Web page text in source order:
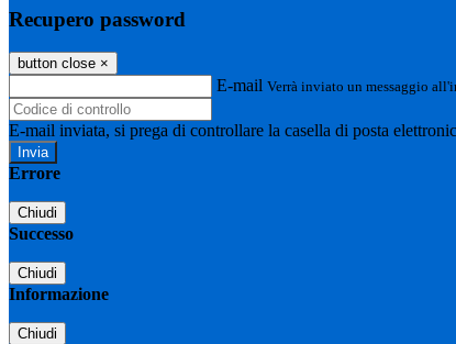
Recupero password
button close ×
E-mail Verrà inviato un messaggio
E-mail inviata, si prega di controllare la casella di posta
Errore
Chiudi
Successo
Chiudi
Informazione
Chiudi